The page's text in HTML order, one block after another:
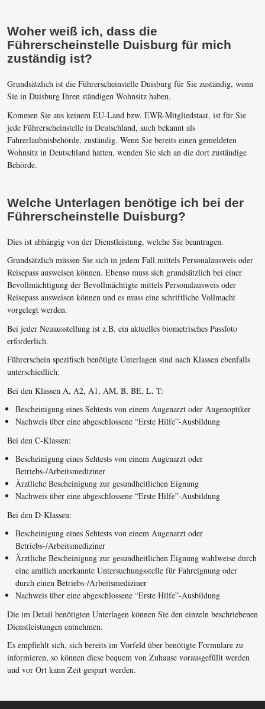
Woher weiß ich, dass die
Führerscheinstelle Duisburg für mich
zuständig ist?
Grundsätzlich ist die Führerscheinstelle Duisburg für Sie zuständig, wenn
Sie in Duisburg Ihren ständigen Wohnsitz haben.
Kommen Sie aus keinem EU-Land bzw. EWR-Mitgliedstaat, ist für Sie
jede Führerscheinstelle in Deutschland, auch bekannt als
Fahrerlaubnisbehörde, zuständig. Wenn Sie bereits einen gemeldeten
Wohnsitz in Deutschland hatten, wenden Sie sich an die dort zuständige
Behörde.
Welche Unterlagen benötige ich bei der
Führerscheinstelle Duisburg?
Dies ist abhängig von der Dienstleistung, welche Sie beantragen.
Grundsätzlich müssen Sie sich in jedem Fall mittels Personalausweis oder
Reisepass ausweisen können. Ebenso muss sich grundsätzlich bei einer
Bevollmächtigung der Bevollmächtigte mittels Personalausweis oder
Reisepass ausweisen können und es muss eine schriftliche Vollmacht
vorgelegt werden.
Bei jeder Neuausstellung ist z.B. ein aktuelles biometrisches Passfoto
erforderlich.
Führerschein spezifisch benötigte Unterlagen sind nach Klassen ebenfalls
unterschiedlich:
Bei den Klassen A, A2, A1, AM, B, BE, L, T:
Bescheinigung eines Sehtests von einem Augenarzt oder Augenoptiker
Nachweis über eine abgeschlossene “Erste Hilfe”-Ausbildung
Bei den C-Klassen:
Bescheinigung eines Sehtests von einem Augenarzt oder
Betriebs-/Arbeitsmediziner
Ärztliche Bescheinigung zur gesundheitlichen Eignung
Nachweis über eine abgeschlossene “Erste Hilfe”-Ausbildung
Bei den D-Klassen:
Bescheinigung eines Sehtests von einem Augenarzt oder
Betriebs-/Arbeitsmediziner
Ärztliche Bescheinigung zur gesundheitlichen Eignung wahlweise durch
eine amtlich anerkannte Untersuchungsstelle für Fahreignung oder
durch einen Betriebs-/Arbeitsmediziner
Nachweis über eine abgeschlossene “Erste Hilfe”-Ausbildung
Die im Detail benötigten Unterlagen können Sie den einzeln beschriebenen
Dienstleistungen entnehmen.
Es empfiehlt sich, sich bereits im Vorfeld über benötigte Formulare zu
informieren, so können diese bequem von Zuhause vorausgefüllt werden
und vor Ort kann Zeit gespart werden.